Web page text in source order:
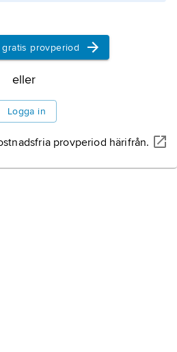
artikeln
gratis provperiod
eller
Logga in
provperiod härifrån.